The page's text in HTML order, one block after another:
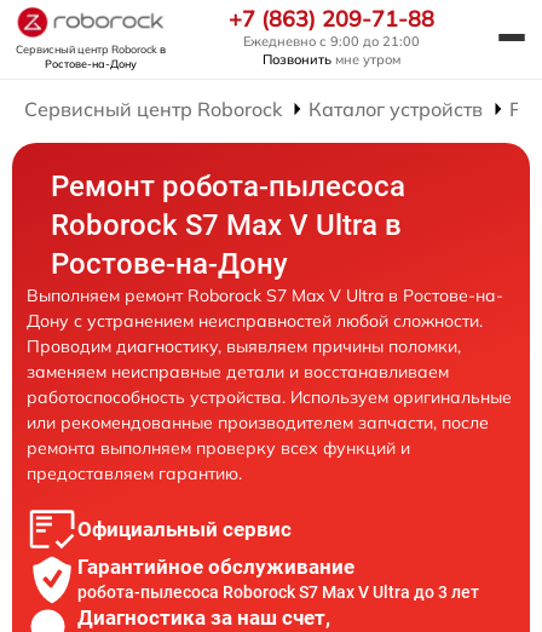
Сервисный центр Roborockв
Ростове-на-Дону
+7 (863) 209-71-88
Ежедневно с 9:00 до 21:00
Позвонить мне утром
Сервисный центр Roborock Каталог устройств
Ремонт робота-пылесоса
Roborock S7 Max V Ultra в
Ростове-на-Дону
Выполняем ремонт Roborock S7 Max V Ultra в Ростове-на-
Дону с устранением неисправностей любой сложности.
Проводим диагностику, выявляем причины поломки,
заменяем неисправные детали и восстанавливаем
работоспособность устройства. Используем оригинальные
или рекомендованные производителем запчасти, после
ремонта выполняем проверку всех функций и
предоставляем гарантию.
Официальный сервис
Гарантийное обслуживание
робота-пылесоса Roborock S7 Max V Ultra до 3 лет
Диагностика за наш счет,